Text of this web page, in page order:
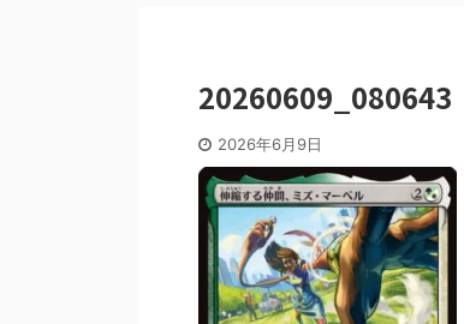
20260609_080643
2026年6月9日